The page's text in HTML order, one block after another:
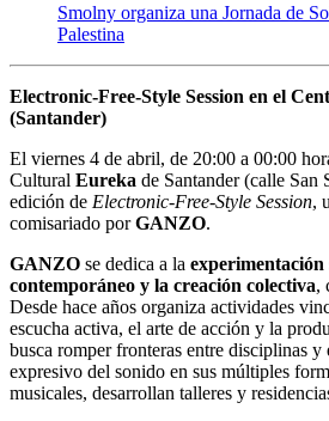
Smolny organiza una Jornada de
Palestina
Electronic-Free-Style Session en el
(Santander)
El viernes 4 de abril, de 20:00 a 00:00
Cultural Eureka de Santander (calle San
edición de Electronic-Free-Style Session,
comisariado porGANZO.
GANZO se dedica a la experimentación
contemporáneo y la creación colectiva,
Desde hace años organiza actividades
escucha activa, el arte de acción y la
busca romper fronteras entre disciplinas
expresivo del sonido en sus múltiples
musicales, desarrollan talleres y